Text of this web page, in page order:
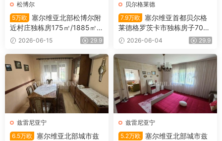
松博尔
5万欧
塞尔维亚北部松博尔附
近村庄独栋房175㎡/1885㎡/5
万欧2026-06-15 29.9
贝尔格莱德
7.9万欧
塞尔维亚首都贝尔格
莱德格罗茨卡市独栋房子700
㎡/51㎡/7.9万欧
2026-06-04 29.9
兹雷尼亚宁
6.5万欧
塞尔维亚北部城市兹
兹雷尼亚宁
5.2万欧
塞尔维亚北部城市兹